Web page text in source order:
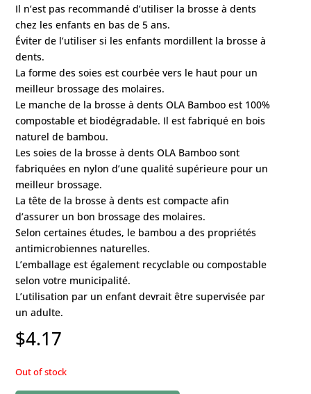
Il n’est pas recommandé d’utiliser la brosse à dents
chez les enfants en bas de 5 ans.
Éviter de l’utiliser si les enfants mordillent la brosse à
dents.
La forme des soies est courbée vers le haut pour un
meilleur brossage des molaires.
Le manche de la brosse à dents OLA Bamboo est 100%
compostable et biodégradable. Il est fabriqué en bois
naturel de bambou.
Les soies de la brosse à dents OLA Bamboo sont
fabriquées en nylon d’une qualité supérieure pour un
meilleur brossage.
La tête de la brosse à dents est compacte afin
d’assurer un bon brossage des molaires.
Selon certaines études, le bambou a des propriétés
antimicrobiennes naturelles.
L’emballage est également recyclable ou compostable
selon votre municipalité.
L’utilisation par un enfant devrait être supervisée par
un adulte.
$4.17
Out of stock